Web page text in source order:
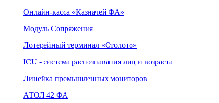
Онлайн‑касса «Казначей ФА»
Модуль Сопряжения
Лотерейный терминал «Столото»
ICU - система распознавания лиц и возраста
Линейка промышленных мониторов
АТОЛ 42 ФА